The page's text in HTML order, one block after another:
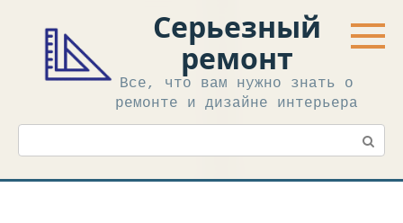
контенту
Серьезный
ремонт
Все, что вам нужно знать о
ремонте и дизайне интерьера
Поиск: